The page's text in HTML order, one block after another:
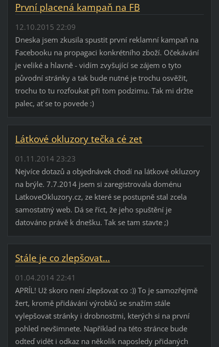
První placená kampaň na FB
12.10.2015 22:09
Dneska jsem zkusila spustit první reklamní kampaň na
Facebooku na propagaci konkrétního zboží. Očekávání
je veliké a hlavně - vidím zvyšující se zájem o tyto
původní stránky a tak bude nutné je trochu osvěžit,
trochu to tu rozfoukat při tom podzimu. Tak mi držte
palec, ať se to povede :)
Látkové okluzory tečka cé zet
01.11.2014 23:23
Nejvíce dotazů a objednávek chodí na látkové okluzory
na brýle. 7.7.2014 jsem si zaregistrovala doménu
LatkoveOkluzory.cz, ze které se postupně stal zcela
samostatný web. Dá se říct, že jeho spuštění je
datováno právě k dnešku. Tak se tam stavte ;)
Stále je co zlepšovat...
01.04.2014 22:41
APRÍL! Už skoro není zlepšovat co :)) To je samozřejmě
žert, kromě přidávání výrobků se snažím stále
vylepšovat stránky i drobnostmi, kterých si na první
pohled nevšimnete. Například na této stránce bude
odteď vidět i odkaz na několik naposledy přidaných